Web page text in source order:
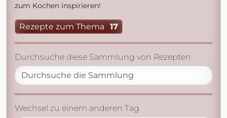
zum Kochen inspirieren!
Rezepte zum Thema 17
Durchsuche diese Sammlung von Rezepten
Wechsel zu einem anderen Tag